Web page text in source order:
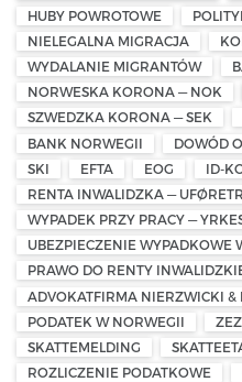
HUBY POWROTOWE
NIELEGALNA MIGRACJA
WYDALANIE MIGRANTÓW
NORWESKA KORONA — NOK
SZWEDZKA KORONA — SEK
BANK NORWEGII
DOWÓD
SKI
EFTA EOG
ID-
RENTA INWALIDZKA —
WYPADEK PRZY PRACY —
UBEZPIECZENIE WYPADKOWE
PRAWO DO RENTY
ADVOKATFIRMA NIERZWICKI &
PODATEK W NORWEGII
SKATTEMELDING
ROZLICZENIE PODATKOWE